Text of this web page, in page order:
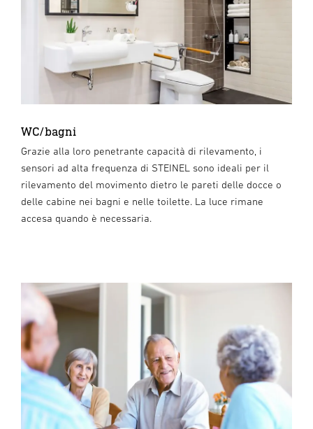
WC/bagni
Grazie alla loro penetrante capacità di rilevamento, i
sensori ad alta frequenza di STEINEL sono ideali per il
rilevamento del movimento dietro le pareti delle docce o
delle cabine nei bagni e nelle toilette. La luce rimane
accesa quando è necessaria.